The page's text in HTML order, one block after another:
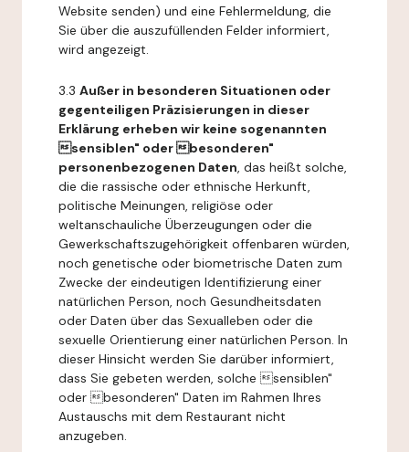
Website senden) und eine Fehlermeldung, die
Sie über die auszufüllenden Felder informiert,
wird angezeigt.
3.3 Außer in besonderen Situationen oder
gegenteiligen Präzisierungen in dieser
Erklärung erheben wir keine sogenannten
sensiblen" oder besonderen"
personenbezogenen Daten, das heißt solche,
die die rassische oder ethnische Herkunft,
politische Meinungen, religiöse oder
weltanschauliche Überzeugungen oder die
Gewerkschaftszugehörigkeit offenbaren würden,
noch genetische oder biometrische Daten zum
Zwecke der eindeutigen Identifizierung einer
natürlichen Person, noch Gesundheitsdaten
oder Daten über das Sexualleben oder die
sexuelle Orientierung einer natürlichen Person. In
dieser Hinsicht werden Sie darüber informiert,
dass Sie gebeten werden, solche sensiblen"
oder besonderen" Daten im Rahmen Ihres
Austauschs mit dem Restaurant nicht
anzugeben.